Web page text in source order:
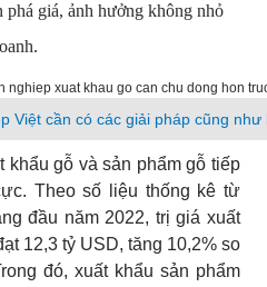
phá giá, ảnh hưởng không nhỏ
Việt cần có các giải pháp cũng
khẩu gỗ và sản phẩm gỗ tiếp
Theo số liệu thống kê từ
đầu năm 2022, trị giá xuất
12,3 tỷ USD, tăng 10,2% so
đó, xuất khẩu sản phẩm